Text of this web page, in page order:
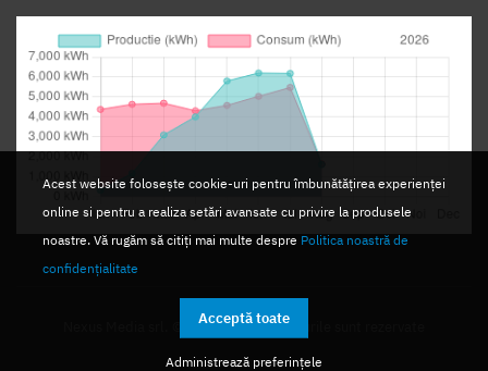
Acest website folosește cookie-uri pentru îmbunătățirea experienței
online si pentru a realiza setări avansate cu privire la produsele
noastre. Vă rugăm să citiți mai multe despre Politica noastră de
confidențialitate
Acceptă toate
Administrează preferințele
Nexus Media srl. © 2026. Toate drepturile sunt rezervate